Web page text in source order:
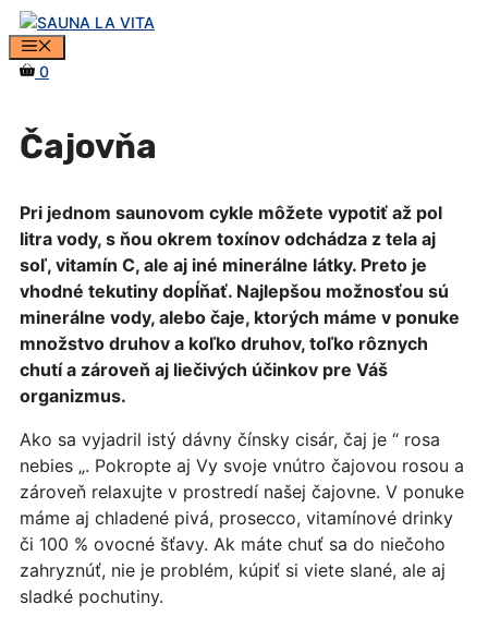
Preskočiť
na
obsah
0
Čajovňa
Pri jednom saunovom cykle môžete vypotiť až pol
litra vody, s ňou okrem toxínov odchádza z tela aj
soľ, vitamín C, ale aj iné minerálne látky. Preto je
vhodné tekutiny dopĺňať. Najlepšou možnosťou sú
minerálne vody, alebo čaje, ktorých máme v ponuke
množstvo druhov a koľko druhov, toľko rôznych
chutí a zároveň aj liečivých účinkov pre Váš
organizmus.
Ako sa vyjadril istý dávny čínsky cisár, čaj je “ rosa
nebies „. Pokropte aj Vy svoje vnútro čajovou rosou a
zároveň relaxujte v prostredí našej čajovne. V ponuke
máme aj chladené pivá, prosecco, vitamínové drinky
či 100 % ovocné šťavy. Ak máte chuť sa do niečoho
zahryznúť, nie je problém, kúpiť si viete slané, ale aj
sladké pochutiny.